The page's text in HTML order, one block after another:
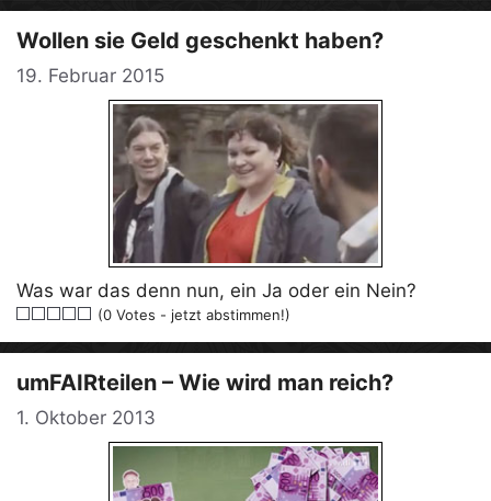
Wollen sie Geld geschenkt haben?
19. Februar 2015
Was war das denn nun, ein Ja oder ein Nein?
(0 Votes - jetzt abstimmen!)
umFAIRteilen – Wie wird man reich?
1. Oktober 2013